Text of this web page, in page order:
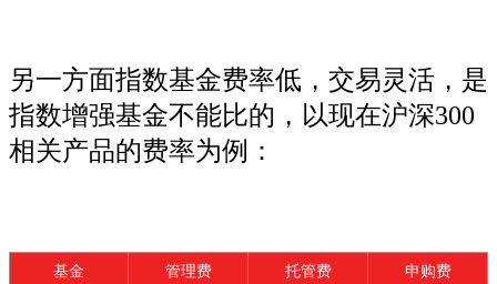
另一方面指数基金费率低，交易灵活，是
指数增强基金不能比的，以现在沪深300
相关产品的费率为例：
基金 管理费 托管费 申购费